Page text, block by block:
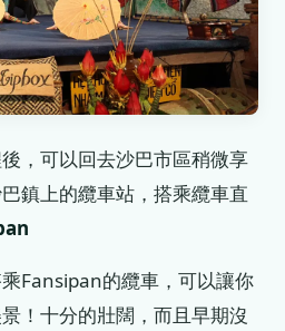
，可以回去沙巴市區稍微享
鎮上的纜車站，搭乘纜車直
Fansipan的纜車，可以讓你
！十分的壯闊，而且早期沒